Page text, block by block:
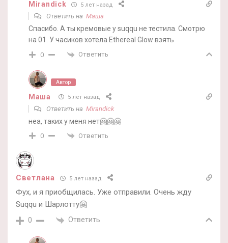
Mirandick 5 лет назад
Ответить на Маша
Спасибо. А ты кремовые у suqqu не тестила. Смотрю
на 01. У часиков хотела Ethereal Glow взять
0 Ответить
Автор
Маша 5 лет назад
Ответить на Mirandick
неа, таких у меня нет🤗🤗🤗
0 Ответить
Светлана 5 лет назад
Фух, и я приобщилась. Уже отправили. Очень жду
Suqqu и Шарлотту🤗
0 Ответить